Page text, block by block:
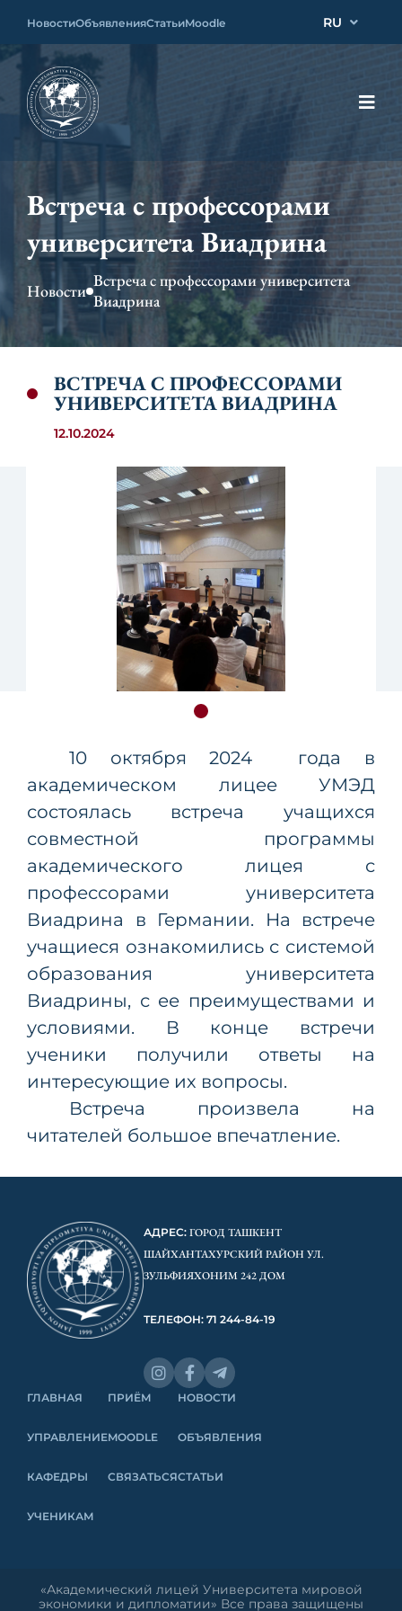
НовостиОбъявленияСтатьиMoodle RU
Встреча с профессорами
университета Виадрина
Новости Встреча с профессорами университета
Виадрина
ВСТРЕЧА С ПРОФЕССОРАМИ
УНИВЕРСИТЕТА ВИАДРИНА
12.10.2024
10 октября2024
года в
академическом лицее УМЭД
состоялась встреча учащихся
совместной программы
академического лицея с
профессорами университета
Виадрина в Германии. На встрече
учащиеся ознакомились с системой
образования университета
Виадрины, с ее преимуществами и
условиями. В конце встречи
ученики получили ответы на
интересующие их вопросы.
Встреча произвела на
читателей большое впечатление.
АДРЕС: ГОРОД ТАШКЕНТ
ШАЙХАНТАХУРСКИЙ РАЙОН УЛ.
ЗУЛЬФИЯХОНИМ 242 ДОМ
ТЕЛЕФОН: 71 244-84-19
ГЛАВНАЯ
УПРАВЛЕНИЕ
КАФЕДРЫ
УЧЕНИКАМ
ПРИЁМ
MOODLE
СВЯЗАТЬСЯ
НОВОСТИ
ОБЪЯВЛЕНИЯ
СТАТЬИ
«Академический лицей Университета мировой
экономики и дипломатии» Все права защищены